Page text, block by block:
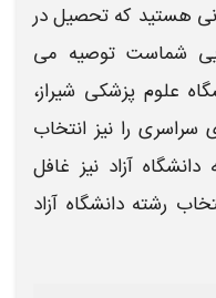
هستید که تحصیل در
شماست توصیه می
علوم پزشکی شیراز،
سراسری را نیز انتخاب
دانشگاهآزاد نیز غافل
رشتهدانشگاه آزاد